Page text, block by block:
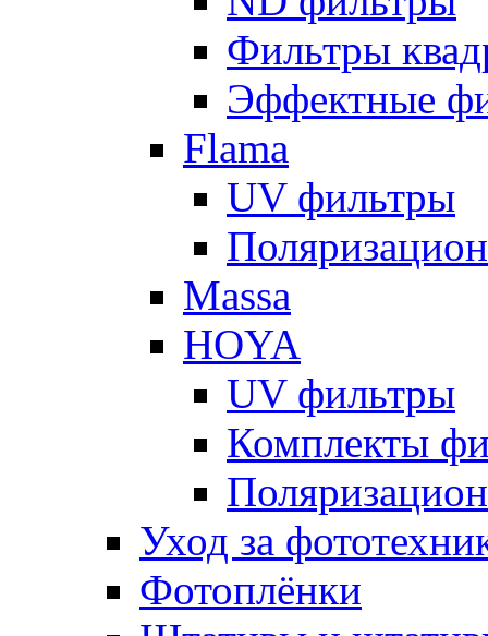
Фильтры
Эффектные
Flama
UV фильтры
Massa
HOYA
UV фильтры
Комплекты
Уход за
Фотоплёнки